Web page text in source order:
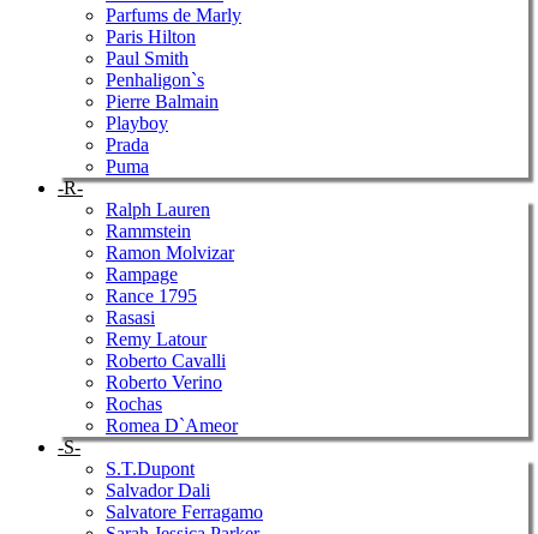
Parfums de Marly
Paris Hilton
Paul Smith
Penhaligon`s
Pierre Balmain
Playboy
Prada
Puma
-R-
Ralph Lauren
Rammstein
Ramon Molvizar
Rampage
Rance 1795
Rasasi
Remy Latour
Roberto Cavalli
Roberto Verino
Rochas
Romea D`Ameor
-S-
S.T.Dupont
Salvador Dali
Salvatore Ferragamo